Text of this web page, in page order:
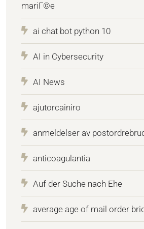
mariГ©e
ai chat bot python 10
AI in Cybersecurity
AI News
ajutorcainiro
anmeldelser av
anticoagulantia
Auf der Suche nach Ehe
average age of mail order